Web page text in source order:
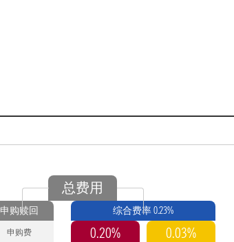
总费用
申购赎回
申购费
综合费率 0.23%
0.20% 0.03%